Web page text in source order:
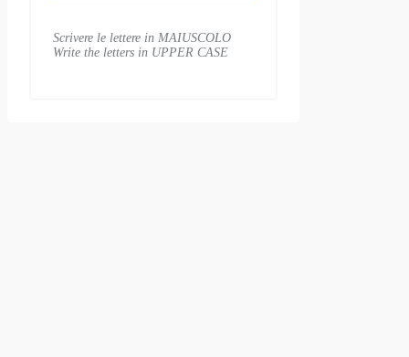
Scrivere le lettere in MAIUSCOLO
Write the letters in UPPER CASE